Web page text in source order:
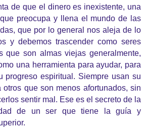
de que el dinero es inexistente, una
preocupa y llena el mundo de las
que por lo general nos aleja de lo
y debemos trascender como seres
que son almas viejas generalmente,
una herramienta para ayudar, para
progreso espiritual. Siempre usan su
que son menos afortunados, sin
sentir mal. Ese es el secreto de la
de un ser que tiene la guía y